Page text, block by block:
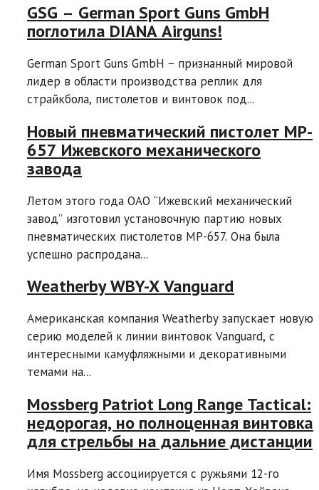
GSG – German Sport Guns GmbH
поглотила DIANA Airguns!
German Sport Guns GmbH − признанный мировой
лидер в области производства реплик для
страйкбола, пистолетов и винтовок под...
Новый пневматический пистолет MP-
657 Ижевского механического
завода
Летом этого года ОАО “Ижевский механический
завод” изготовил установочную партию новых
пневматических пистолетов МР-657. Она была
успешно распродана...
Weatherby WBY-X Vanguard
Американская компания Weatherby запускает новую
серию моделей к линии винтовок Vanguard, с
интересными камуфляжными и декоративными
темами на...
Mossberg Patriot Long Range Tactical:
недорогая, но полноценная винтовка
для стрельбы на дальние дистанции
Имя Mossberg ассоциируется с ружьями 12-го